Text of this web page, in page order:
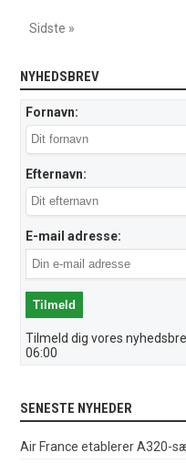
Sidste »
NYHEDSBREV
Fornavn:
Efternavn:
E-mail adresse:
Tilmeld dig vores
06:00
SENESTE NYHEDER
Air France etablerer A320-